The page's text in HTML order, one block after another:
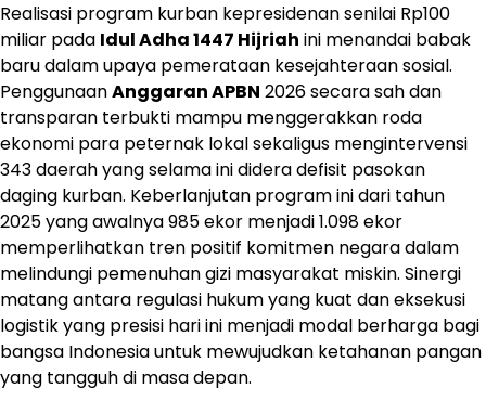
Realisasi program kurban kepresidenan senilai Rp100
miliar pada Idul Adha 1447 Hijriah ini menandai babak
baru dalam upaya pemerataan kesejahteraan sosial.
PenggunaanAnggaran APBN 2026 secara sah dan
transparan terbukti mampu menggerakkan roda
ekonomi para peternak lokal sekaligus mengintervensi
343 daerah yang selama ini didera defisit pasokan
daging kurban. Keberlanjutan program ini dari tahun
2025 yang awalnya 985 ekor menjadi 1.098 ekor
memperlihatkan tren positif komitmen negara dalam
melindungi pemenuhan gizi masyarakat miskin. Sinergi
matang antara regulasi hukum yang kuat dan eksekusi
logistik yang presisi hari ini menjadi modal berharga bagi
bangsa Indonesia untuk mewujudkan ketahanan pangan
yang tangguh di masa depan.